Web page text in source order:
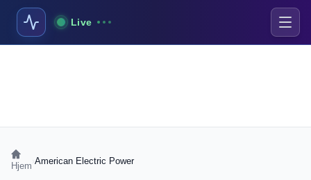
Live
Hjem American Electric Power